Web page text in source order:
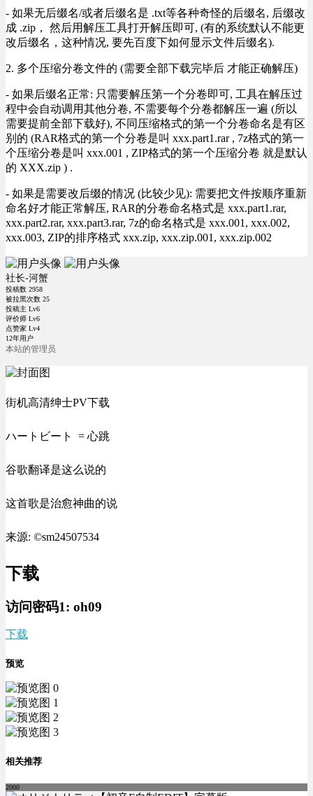
- 如果无后缀名/或者后缀名是 .txt等各种奇怪的后缀名, 后缀改
成 .zip， 然后用解压工具打开解压即可, (有的系统默认不能更
改后缀名，这种情况, 要先百度下如何显示文件后缀名).
2. 多个压缩分卷文件的 (需要全部下载完毕后 才能正确解压)
- 如果后缀名正常: 只需要解压第一个分卷即可, 工具在解压过
程中会自动调用其他分卷, 不需要每个分卷都解压一遍 (所以
需要提前全部下载好), 不同压缩格式的第一个分卷命名是有区
别的 (RAR格式的第一个分卷是叫 xxx.part1.rar , 7z格式的第一
个压缩分卷是叫 xxx.001 , ZIP格式的第一个压缩分卷 就是默认
的 XXX.zip ) .
- 如果是需要改后缀的情况 (比较少见): 需要把文件按顺序重新
命名好才能正常解压, RAR的分卷命名格式是 xxx.part1.rar,
xxx.part2.rar, xxx.part3.rar, 7z的命名格式是 xxx.001, xxx.002,
xxx.003, ZIP的排序格式 xxx.zip, xxx.zip.001, xxx.zip.002
社长-河蟹
投稿数 2958
被拉黑次数 25
投稿主 Lv6
评价师 Lv6
点赞家 Lv4
12年用户
本站的管理员
街机高清绅士PV下载
ハートビート = 心跳
谷歌翻译是这么说的
这首歌是治愈神曲的说
来源: ©sm24507534
下载
访问密码1: oh09
下载
预览
相关推荐
2000